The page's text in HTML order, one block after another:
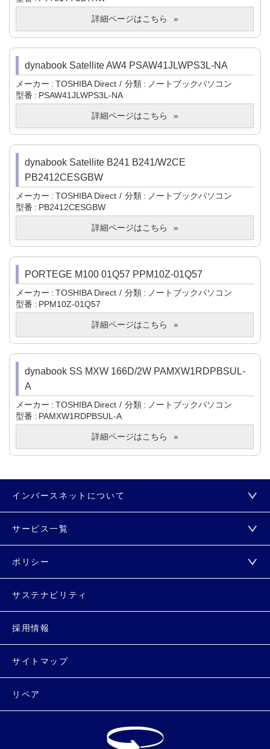
詳細ページはこちら
dynabook Satellite AW4 PSAW41JLWPS3L-NA
メーカー TOSHIBA Direct 分類
ノートブックパソコン
型番
PSAW41JLWPS3L-NA
詳細ページはこちら
dynabook Satellite B241 B241/W2CE
PB2412CESGBW
メーカー TOSHIBA Direct 分類
ノートブックパソコン
型番
PB2412CESGBW
詳細ページはこちら
PORTEGE M100 01Q57 PPM10Z-01Q57
メーカー TOSHIBA Direct 分類
ノートブックパソコン
型番
PPM10Z-01Q57
詳細ページはこちら
dynabook SS MXW 166D/2W PAMXW1RDPBSUL-
A
メーカー TOSHIBA Direct 分類
ノートブックパソコン
型番
PAMXW1RDPBSUL-A
詳細ページはこちら
インバースネットについて
サービス一覧
ポリシー
サステナビリティ
採用情報
サイトマップ
リペア